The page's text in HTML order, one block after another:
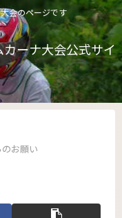
会のページです
ーナ大会公式サイ
お願い